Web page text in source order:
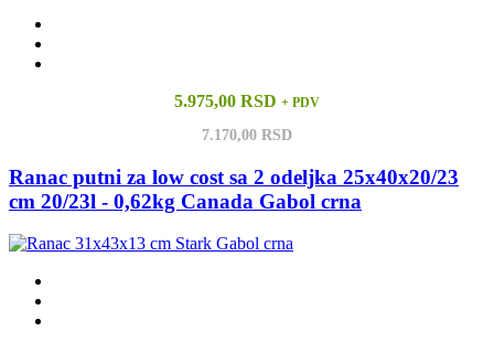
5.975,00 RSD + PDV
7.170,00 RSD
Ranac putni za low cost sa 2 odeljka 25x40x20/23
cm 20/23l - 0,62kg Canada Gabol crna